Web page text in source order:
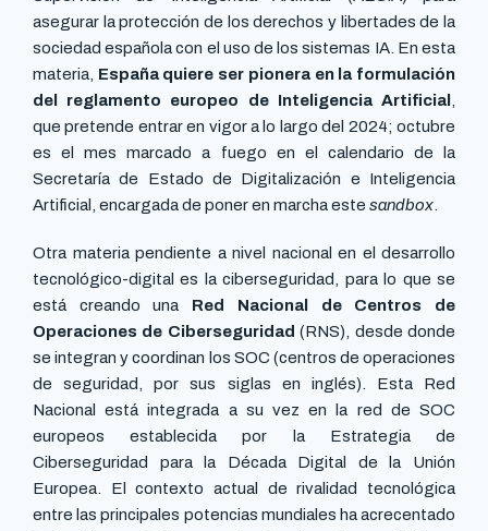
asegurar la protección de los derechos y libertades de la
sociedad española con el uso de los sistemas IA. En esta
materia, España quiere ser pionera en la formulación
del reglamento europeo de Inteligencia Artificial
que pretende entrar en vigor a lo largo del 2024; octubre
es el mes marcado a fuego en el calendario de la
Secretaría de Estado de Digitalización e Inteligencia
Artificial, encargada de poner en marcha este sandbox
Otra materia pendiente a nivel nacional en el desarrollo
tecnológico-digital es la ciberseguridad, para lo que se
está creando una Red Nacional de Centros de
Operaciones de Ciberseguridad (RNS), desde donde
se integran y coordinan los SOC (centros de operaciones
de seguridad, por sus siglas en inglés). Esta Red
Nacional está integrada a su vez en la red de SOC
europeos establecida por la Estrategia de
Ciberseguridad para la Década Digital de la Unión
Europea. El contexto actual de rivalidad tecnológica
entre las principales potencias mundiales ha acrecentado